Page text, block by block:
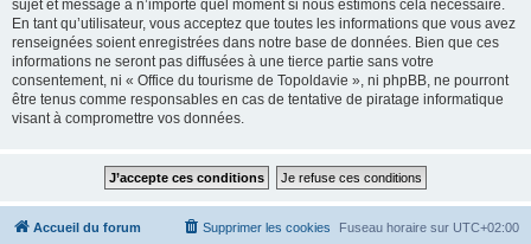
sujet et message à n’importe quel moment si nous estimons cela nécessaire.
En tant qu’utilisateur, vous acceptez que toutes les informations que vous avez
renseignées soient enregistrées dans notre base de données. Bien que ces
informations ne seront pas diffusées à une tierce partie sans votre
consentement, ni « Office du tourisme de Topoldavie », ni phpBB, ne pourront
être tenus comme responsables en cas de tentative de piratage informatique
visant à compromettre vos données.
Accueil du forum Fuseau horaire sur UTC+02:00
Supprimer les cookies